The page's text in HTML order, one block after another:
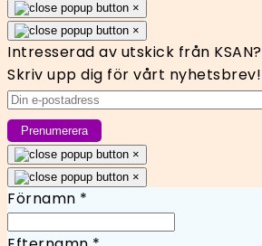
×
×
Intresserad av utskick från KSAN?
Skriv upp dig för vårt nyhetsbrev!
×
×
Förnamn *